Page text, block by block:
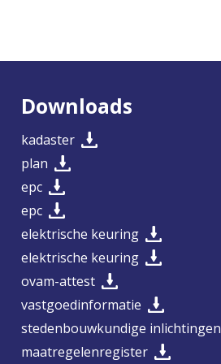
Downloads
kadaster
plan
epc
epc
elektrische keuring
elektrische keuring
ovam-attest
vastgoedinformatie
stedenbouwkundige inlichtingen
maatregelenregister